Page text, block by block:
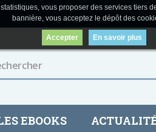
EBOOKS
vous proposer des services tiers
bannière, vous acceptez le dépôt des
Accepter En savoir plus